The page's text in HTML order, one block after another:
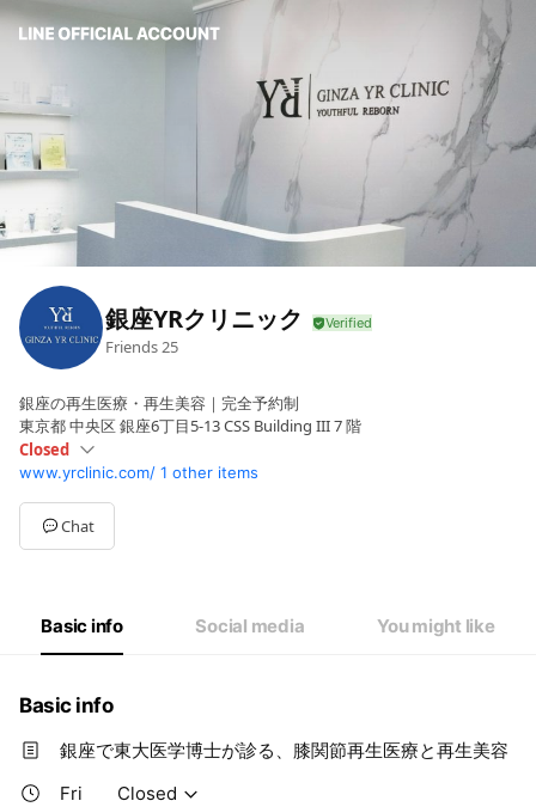
銀座YRクリニック
Friends25
銀座の再生医療・再生美容｜完全予約制
東京都 中央区 銀座6丁目5-13 CSS Building III 7 階
Closed
Sun10:00 - 19:00
Mon10:00 - 19:00
Tue10:00 - 19:00
Wed10:00 - 19:00
10:00 - 19:00
金曜定休
www.yrclinic.com/ 1 other items
Chat
Basic info Social media You might like
Basic info
銀座で東大医学博士が診る、膝関節再生医療と再生美容
Fri
Closed